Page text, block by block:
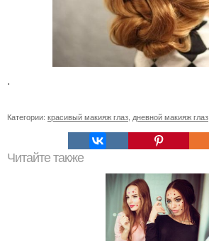
.
Категории: красивый макияж глаз дневной макияж глаз
Читайте также